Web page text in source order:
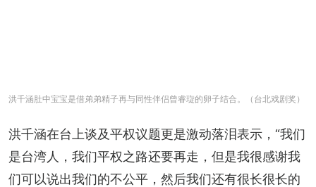
洪千涵肚中宝宝是借弟弟精子再与同性伴侣曾睿琁的卵子结合。（台北戏剧奖）
洪千涵在台上谈及平权议题更是激动落泪表示，“我们
是台湾人，我们平权之路还要再走，但是我很感谢我
们可以说出我们的不公平，然后我们还有很长很长的